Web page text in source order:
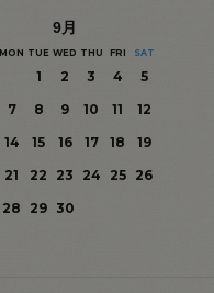
9月
MON TUE WED THU FRI SAT
1 2 3 4
5
7 8 9 10 11
12
14 15 16 17 18
19
21 22 23 24 25
26
28 29 30